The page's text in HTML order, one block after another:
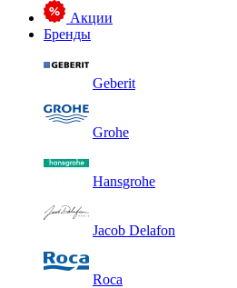
Акции
Бренды
Geberit
Grohe
Hansgrohe
Jacob Delafon
Roca